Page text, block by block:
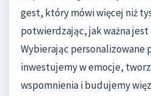
gest, który mówi więcej niż
potwierdzając, jak ważna jest
Wybierając personalizowane
inwestujemy w emocje,
wspomnienia i budujemy